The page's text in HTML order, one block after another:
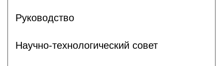
Руководство
Научно-технологический совет